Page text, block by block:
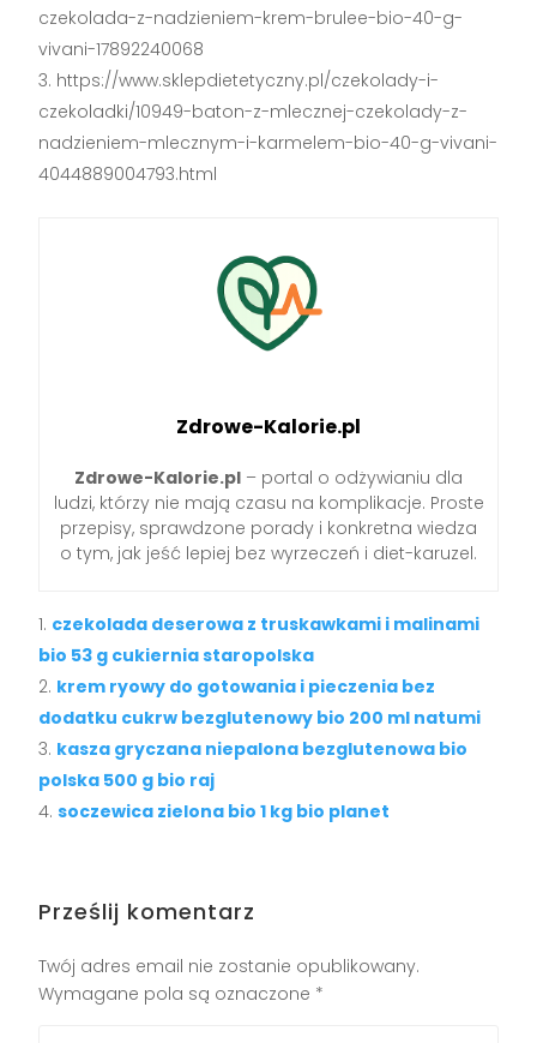
czekolada-z-nadzieniem-krem-brulee-bio-40-g-
vivani-17892240068
https://www.sklepdietetyczny.pl/czekolady-i-
czekoladki/10949-baton-z-mlecznej-czekolady-z-
nadzieniem-mlecznym-i-karmelem-bio-40-g-vivani-
4044889004793.html
Zdrowe-Kalorie.pl
Zdrowe-Kalorie.pl – portal o odżywianiu dla
ludzi, którzy nie mają czasu na komplikacje. Proste
przepisy, sprawdzone porady i konkretna wiedza
o tym, jak jeść lepiej bez wyrzeczeń i diet-karuzel.
czekolada deserowa z truskawkami i malinami
bio 53 g cukiernia staropolska
krem ryowy do gotowania i pieczenia bez
dodatku cukrw bezglutenowy bio 200 ml natumi
kasza gryczana niepalona bezglutenowa bio
polska 500 g bio raj
soczewica zielona bio 1 kg bio planet
Prześlij komentarz
Twój adres email nie zostanie opublikowany.
Wymagane pola są oznaczone *